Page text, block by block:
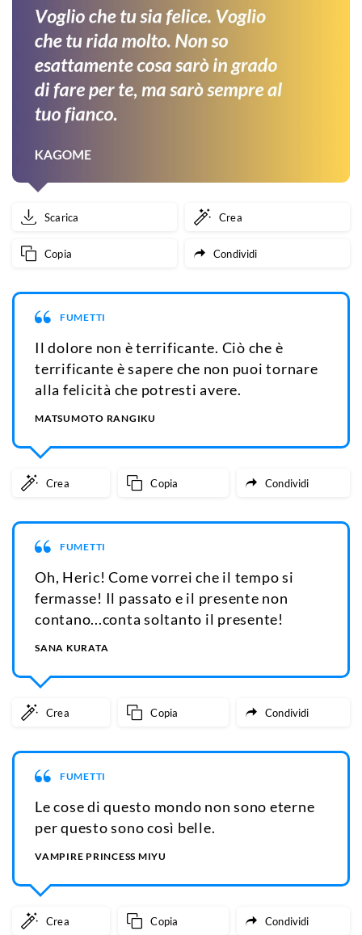
Scarica Crea
Copia Condividi
FUMETTI
Il dolore non è terrificante. Ciò che è
terrificante è sapere che non puoi tornare
alla felicità che potresti avere.
MATSUMOTO RANGIKU
Crea Copia Condividi
FUMETTI
Oh, Heric! Come vorrei che il tempo si
fermasse! Il passato e il presente non
contano...conta soltanto il presente!
SANA KURATA
Crea Copia Condividi
FUMETTI
Le cose di questo mondo non sono eterne
per questo sono così belle.
VAMPIRE PRINCESS MIYU
Crea Copia Condividi